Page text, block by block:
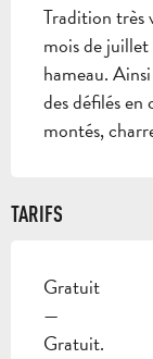
Tradition très
mois de juillet
hameau.
des défilés en
montés,
TARIFS
Gratuit
—
Gratuit.